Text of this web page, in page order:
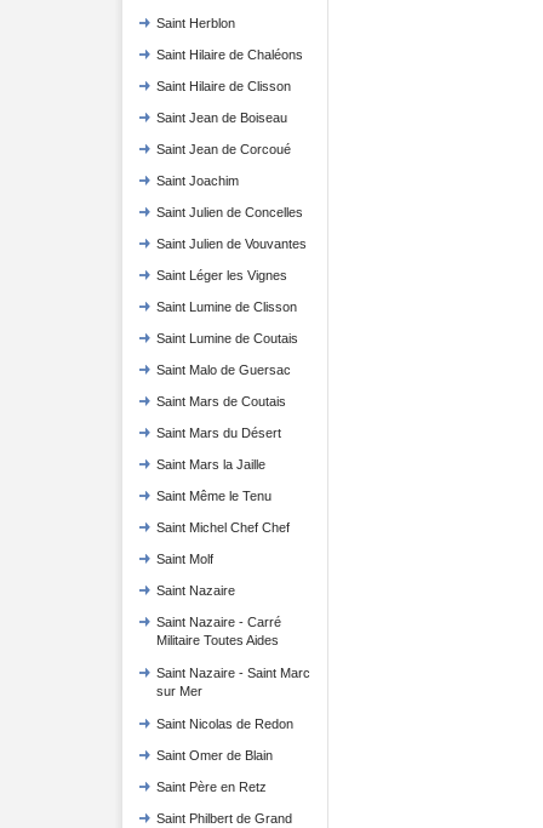
Saint Herblon
Saint Hilaire de Chaléons
Saint Hilaire de Clisson
Saint Jean de Boiseau
Saint Jean de Corcoué
Saint Joachim
Saint Julien de Concelles
Saint Julien de Vouvantes
Saint Léger les Vignes
Saint Lumine de Clisson
Saint Lumine de Coutais
Saint Malo de Guersac
Saint Mars de Coutais
Saint Mars du Désert
Saint Mars la Jaille
Saint Même le Tenu
Saint Michel Chef Chef
Saint Molf
Saint Nazaire
Saint Nazaire - Carré
Militaire Toutes Aides
Saint Nazaire - Saint Marc
sur Mer
Saint Nicolas de Redon
Saint Omer de Blain
Saint Père en Retz
Saint Philbert de Grand